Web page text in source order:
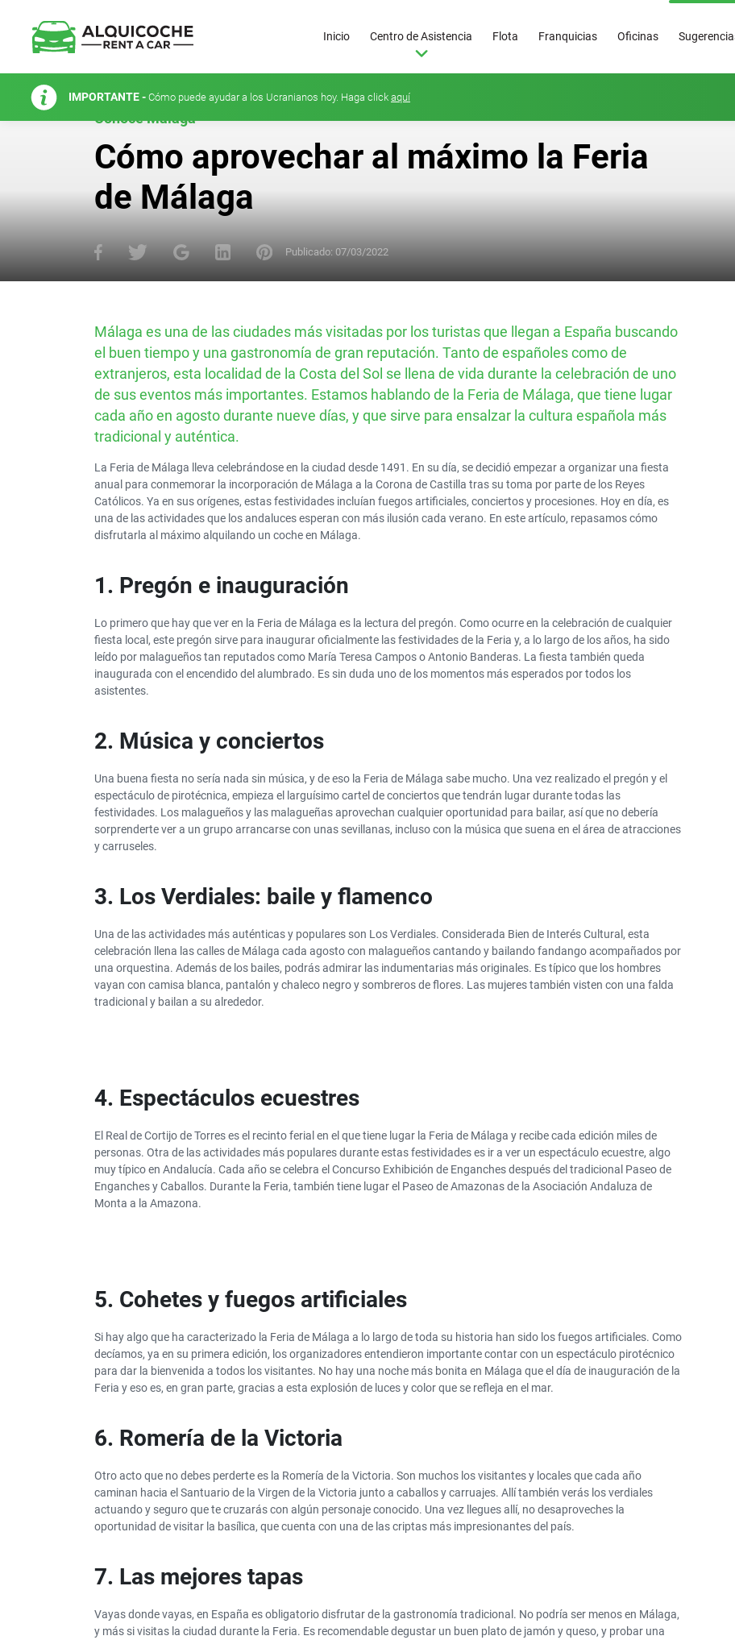
Inicio Centro de Asistencia Flota Franquicias Oficinas
IMPORTANTE - Cómo puede ayudar a los Ucranianos hoy. Haga click aquí
Conoce Málaga
Cómo aprovechar al máximo la Feria
de Málaga
Publicado: 07/03/2022
Málaga es una de las ciudades más visitadas por los turistas que llegan a España buscando
el buen tiempo y una gastronomía de gran reputación. Tanto de españoles como de
extranjeros, esta localidad de la Costa del Sol se llena de vida durante la celebración de uno
de sus eventos más importantes. Estamos hablando de la Feria de Málaga, que tiene lugar
cada año en agosto durante nueve días, y que sirve para ensalzar la cultura española más
tradicional y auténtica.
La Feria de Málaga lleva celebrándose en la ciudad desde 1491. En su día, se decidió empezar a organizar una fiesta
anual para conmemorar la incorporación de Málaga a la Corona de Castilla tras su toma por parte de los Reyes
Católicos. Ya en sus orígenes, estas festividades incluían fuegos artificiales, conciertos y procesiones. Hoy en día, es
una de las actividades que los andaluces esperan con más ilusión cada verano. En este artículo, repasamos cómo
disfrutarla al máximo alquilando un coche en Málaga.
1. Pregón e inauguración
Lo primero que hay que ver en la Feria de Málaga es la lectura del pregón. Como ocurre en la celebración de cualquier
fiesta local, este pregón sirve para inaugurar oficialmente las festividades de la Feria y, a lo largo de los años, ha sido
leído por malagueños tan reputados como María Teresa Campos o Antonio Banderas. La fiesta también queda
inaugurada con el encendido del alumbrado. Es sin duda uno de los momentos más esperados por todos los
asistentes.
2. Música y conciertos
Una buena fiesta no sería nada sin música, y de eso la Feria de Málaga sabe mucho. Una vez realizado el pregón y el
espectáculo de pirotécnica, empieza el larguísimo cartel de conciertos que tendrán lugar durante todas las
festividades. Los malagueños y las malagueñas aprovechan cualquier oportunidad para bailar, así que no debería
sorprenderte ver a un grupo arrancarse con unas sevillanas, incluso con la música que suena en el área de atracciones
y carruseles.
3. Los Verdiales: baile y flamenco
Una de las actividades más auténticas y populares son Los Verdiales. Considerada Bien de Interés Cultural, esta
celebración llena las calles de Málaga cada agosto con malagueños cantando y bailando fandango acompañados por
una orquestina. Además de los bailes, podrás admirar las indumentarias más originales. Es típico que los hombres
vayan con camisa blanca, pantalón y chaleco negro y sombreros de flores. Las mujeres también visten con una falda
tradicional y bailan a su alrededor.
4. Espectáculos ecuestres
El Real de Cortijo de Torres es el recinto ferial en el que tiene lugar la Feria de Málaga y recibe cada edición miles de
personas. Otra de las actividades más populares durante estas festividades es ir a ver un espectáculo ecuestre, algo
muy típico en Andalucía. Cada año se celebra el Concurso Exhibición de Enganches después del tradicional Paseo de
Enganches y Caballos. Durante la Feria, también tiene lugar el Paseo de Amazonas de la Asociación Andaluza de
Monta a la Amazona.
5. Cohetes y fuegos artificiales
Si hay algo que ha caracterizado la Feria de Málaga a lo largo de toda su historia han sido los fuegos artificiales. Como
decíamos, ya en su primera edición, los organizadores entendieron importante contar con un espectáculo pirotécnico
para dar la bienvenida a todos los visitantes. No hay una noche más bonita en Málaga que el día de inauguración de la
Feria y eso es, en gran parte, gracias a esta explosión de luces y color que se refleja en el mar.
6. Romería de la Victoria
Otro acto que no debes perderte es la Romería de la Victoria. Son muchos los visitantes y locales que cada año
caminan hacia el Santuario de la Virgen de la Victoria junto a caballos y carruajes. Allí también verás los verdiales
actuando y seguro que te cruzarás con algún personaje conocido. Una vez llegues allí, no desaproveches la
oportunidad de visitar la basílica, que cuenta con una de las criptas más impresionantes del país.
7. Las mejores tapas
Vayas donde vayas, en España es obligatorio disfrutar de la gastronomía tradicional. No podría ser menos en Málaga,
y más si visitas la ciudad durante la Feria. Es recomendable degustar un buen plato de jamón y queso, y probar una
GRAN DESCUENTO
Alquile un SUV por solo
50€ al día